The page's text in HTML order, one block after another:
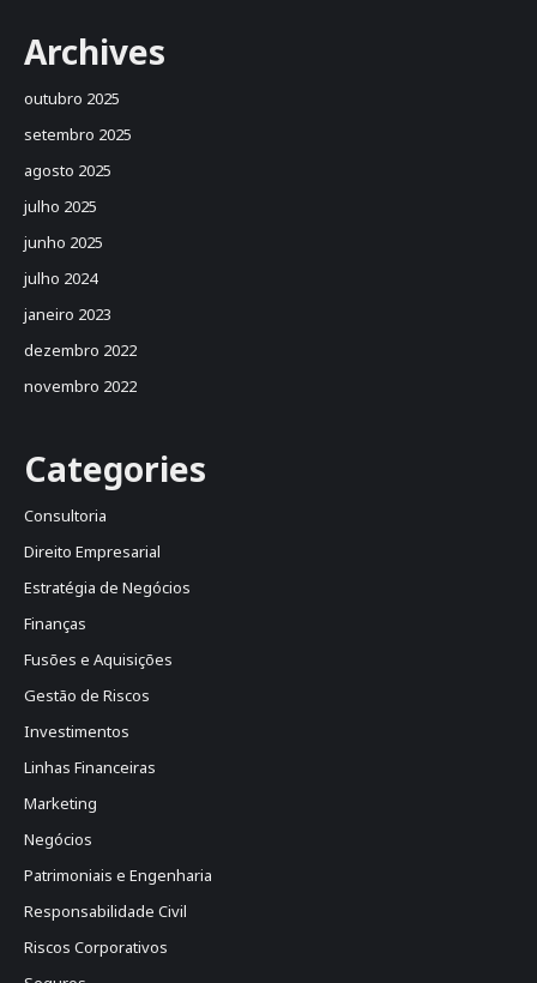
Archives
outubro 2025
setembro 2025
agosto 2025
julho 2025
junho 2025
julho 2024
janeiro 2023
dezembro 2022
novembro 2022
Categories
Consultoria
Direito Empresarial
Estratégia de Negócios
Finanças
Fusões e Aquisições
Gestão de Riscos
Investimentos
Linhas Financeiras
Marketing
Negócios
Patrimoniais e Engenharia
Responsabilidade Civil
Riscos Corporativos